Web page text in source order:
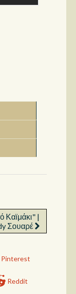
Καϊμάκι" |
Σουαρέ
Pinterest
Reddit